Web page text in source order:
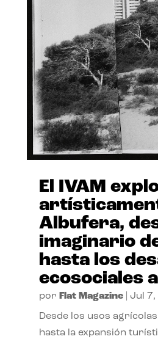
El IVAM
Albufera,
imaginario
hasta los
ecosociales
por Flat Magazine| Jul 7,
Desde los usos
hasta la expansión